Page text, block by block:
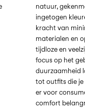
natuur,
ingetogen
kracht van
materialen en
tijdloze en
focus op het
duurzaamheid
tot outfits die je
er voor
comfort